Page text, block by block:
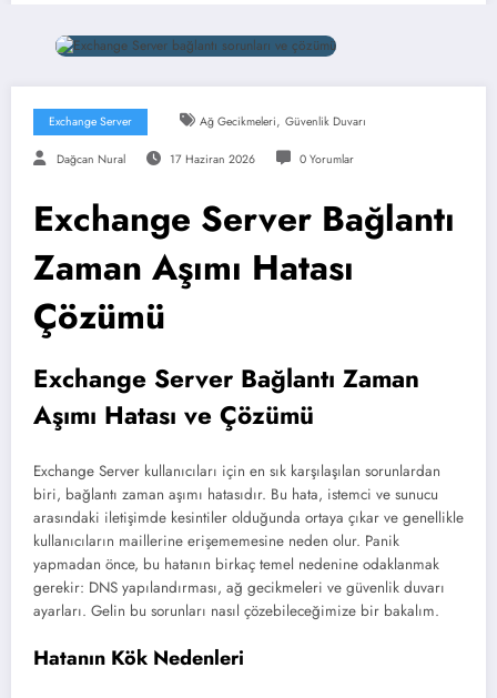
Exchange Server Ağ Gecikmeleri, Güvenlik Duvarı
Dağcan Nural 17 Haziran 2026 0 Yorumlar
Exchange Server Bağlantı
Zaman Aşımı Hatası
Çözümü
Exchange Server Bağlantı Zaman
Aşımı Hatası ve Çözümü
Exchange Server kullanıcıları için en sık karşılaşılan sorunlardan
biri, bağlantı zaman aşımı hatasıdır. Bu hata, istemci ve sunucu
arasındaki iletişimde kesintiler olduğunda ortaya çıkar ve genellikle
kullanıcıların maillerine erişememesine neden olur. Panik
yapmadan önce, bu hatanın birkaç temel nedenine odaklanmak
gerekir: DNS yapılandırması, ağ gecikmeleri ve güvenlik duvarı
ayarları. Gelin bu sorunları nasıl çözebileceğimize bir bakalım.
Hatanın Kök Nedenleri